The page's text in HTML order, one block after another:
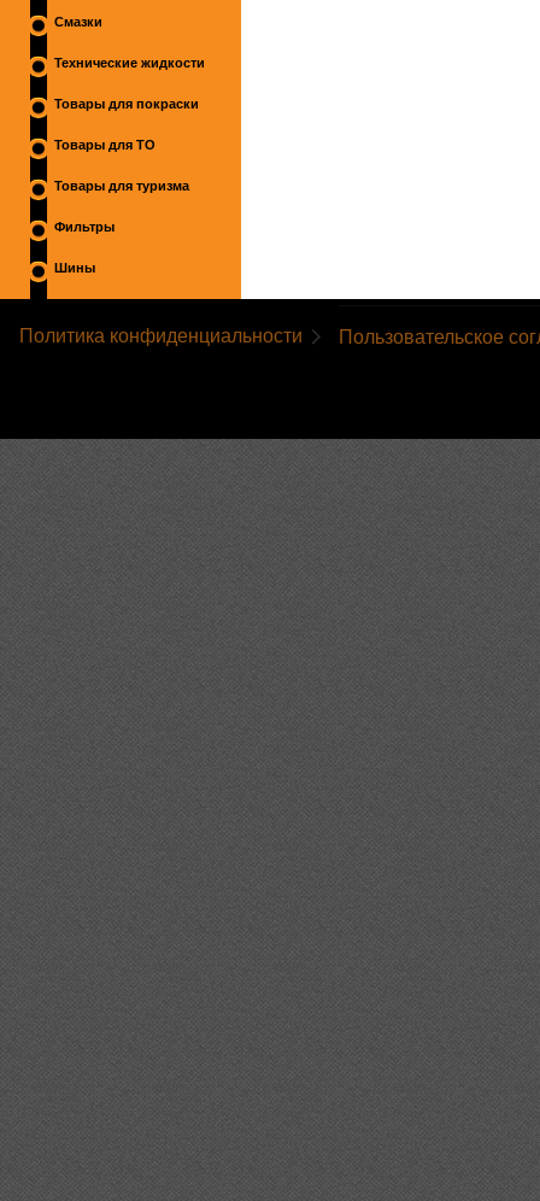
Смазки
Технические жидкости
Товары для покраски
Товары для ТО
Товары для туризма
Фильтры
Шины
Политика конфиденциальности Пользовательское